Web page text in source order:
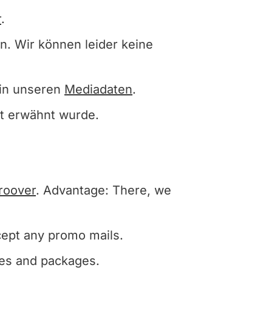
.
Wir können leider keine
unseren Mediadaten.
erwähnt wurde.
. Advantage: There, we
any promo mails.
and packages.